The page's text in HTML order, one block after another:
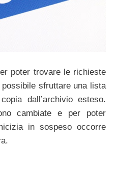
poter trovare le richieste
sfruttare una lista
dall’archivio esteso.
cambiate e per poter
in sospeso occorre